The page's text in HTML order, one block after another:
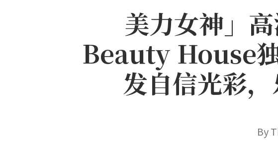
美力女神」
Beauty House
发自信光彩
By